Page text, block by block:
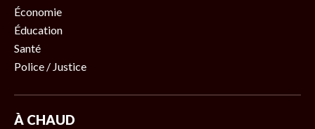
Économie
Éducation
Santé
Police / Justice
À CHAUD